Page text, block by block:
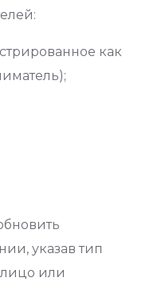
как
указав тип
или